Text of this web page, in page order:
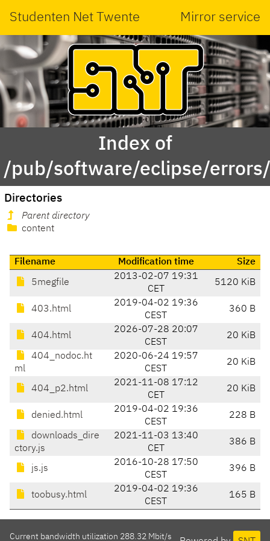
Studenten Net Twente Mirror service
Index of
/pub/software/eclipse/
Directories
Parent directory
content
Filename Modification time Size
5megfile
2013-02-07 19:31
CET
5120 KiB
403.html
2019-04-02 19:36
CEST
360 B
404.html
2026-07-28 20:07
CEST
20 KiB
404_nodoc.ht
ml
2020-06-24 19:57
CEST
20 KiB
404_p2.html
2021-11-08 17:12
CET
20 KiB
denied.html
2019-04-02 19:36
CEST
228 B
downloads_dire
ctory.js
2021-11-03 13:40
CET
386 B
js.js
2016-10-28 17:50
CEST
396 B
toobusy.html
2019-04-02 19:36
CEST
165 B
Current bandwidth utilization 288.32 Mbit/s